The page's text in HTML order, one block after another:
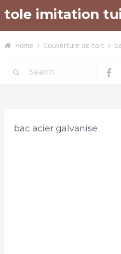
tole imitation
Home Couverture de toit
bac acier galvanise